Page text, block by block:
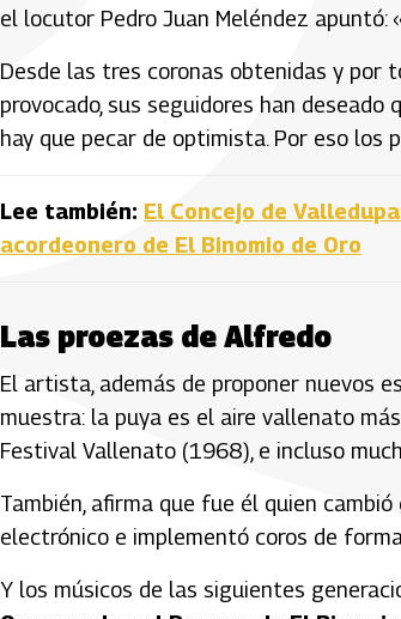
el locutor Pedro Juan Meléndez apuntó:
Desde las tres coronas obtenidas y por
provocado, sus seguidores han
hay que pecar de optimista. Por eso los
Lee también: El Concejo de
acordeonero de El Binomio de Oro
Las proezas de Alfredo
El artista, además de proponer nuevos
muestra: la puya es el aire vallenato
Festival Vallenato (1968), e incluso
También, afirma que fue él quien
electrónico e implementó coros de
Y los músicos de las siguientes